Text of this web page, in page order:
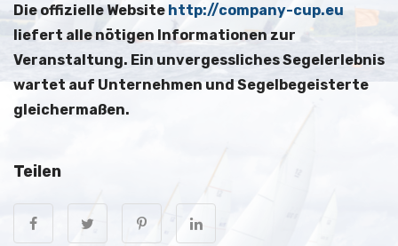
Die offizielle Website http://company-cup.eu
liefert alle nötigen Informationen zur
Veranstaltung. Ein unvergessliches Segelerlebnis
wartet auf Unternehmen und Segelbegeisterte
gleichermaßen.
Teilen